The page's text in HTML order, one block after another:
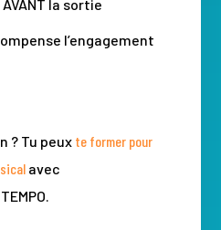
la sortie
l’engagement
? Tu peux te former pour
avec